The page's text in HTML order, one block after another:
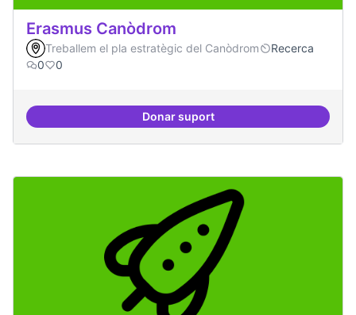
Erasmus Canòdrom
Treballem el pla estratègic del Canòdrom
Recerca
0
0
Donar suportErasmus Canòdrom